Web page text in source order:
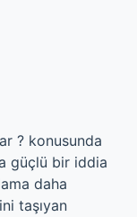
? konusunda
güçlü bir iddia
daha
taşıyan